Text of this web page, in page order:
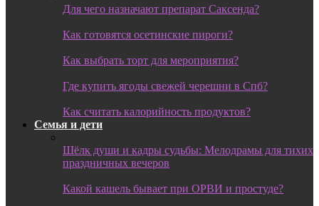
Для чего назначают препарат Саксенда?
Как готовятся осетинские пироги?
Как выбрать торт для мероприятия?
Где купить ягоды свежей черешни в Спб?
Как считать калорийность продуктов?
Семья и дети
Шёлк души и кадры судьбы: Мелодрамы для тихих
праздничных вечеров
Какой кашель бывает при ОРВИ и простуде?